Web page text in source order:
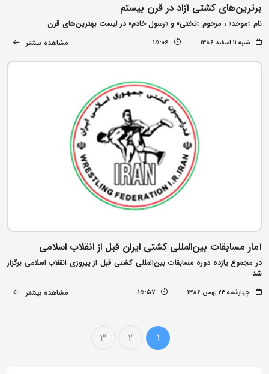
برترین‌های کشتی آزاد در قرن بیستم
نام «موحد» ، مرحوم «تختی» و «رسول خادم» در لیست بهترین‌های قرن
شنبه ۱۱ اسفند ۱۳۸۶ 15:06 مشاهده بیشتر
آمار مسابقات بین‌المللی کشتی ایران قبل از انقلاب اسلامی
در مجموع یازده دوره مسابقات بین‌المللی کشتی قبل از پیروزی انقلاب اسلامی برگزار
شد
چهارشنبه ۲۴ بهمن ۱۳۸۶ 15:57 مشاهده بیشتر
1
2
3